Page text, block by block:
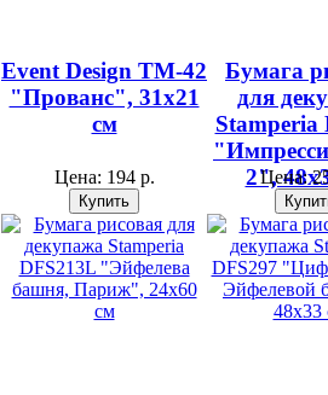
Event Design ТМ-42
"Прованс", 31х21
см
Цена: 194 р.
Бумага
для
Stamperia
2",Цена: